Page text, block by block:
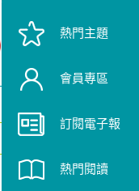
熱門主題
會員專區
訂閱電子報
熱門閱讀